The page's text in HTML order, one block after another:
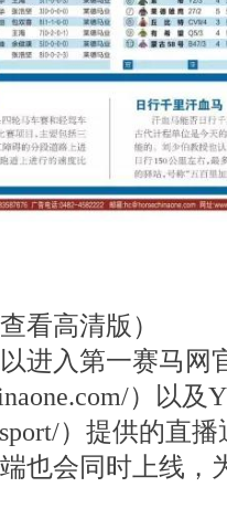
看高清版）
进入第一赛马网
）以
sport/）提供的直
也会同时上线，